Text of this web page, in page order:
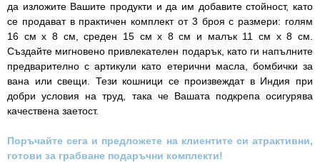
да изложите Вашите продукти и да им добавите стойност, като
се продават в практичен комплект от 3 броя с размери: голям
16 см x 8 см, среден 15 см x 8 см и малък 11 см x 8 см.
Създайте мигновено привлекателен подарък, като ги напълните
предварително с артикули като етерични масла, бомбички за
вана или свещи. Тези кошници се произвеждат в Индия при
добри условия на труд, така че Вашата подкрепа осигурява
качествена заетост.
Поръчайте сега и предложете на клиентите си атрактивни,
готови за грабване подаръчни комплекти!